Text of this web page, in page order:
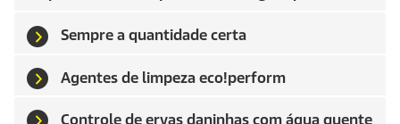
Sempre a quantidade certa
Agentes de limpeza eco!perform
Controle de ervas daninhas com água quente